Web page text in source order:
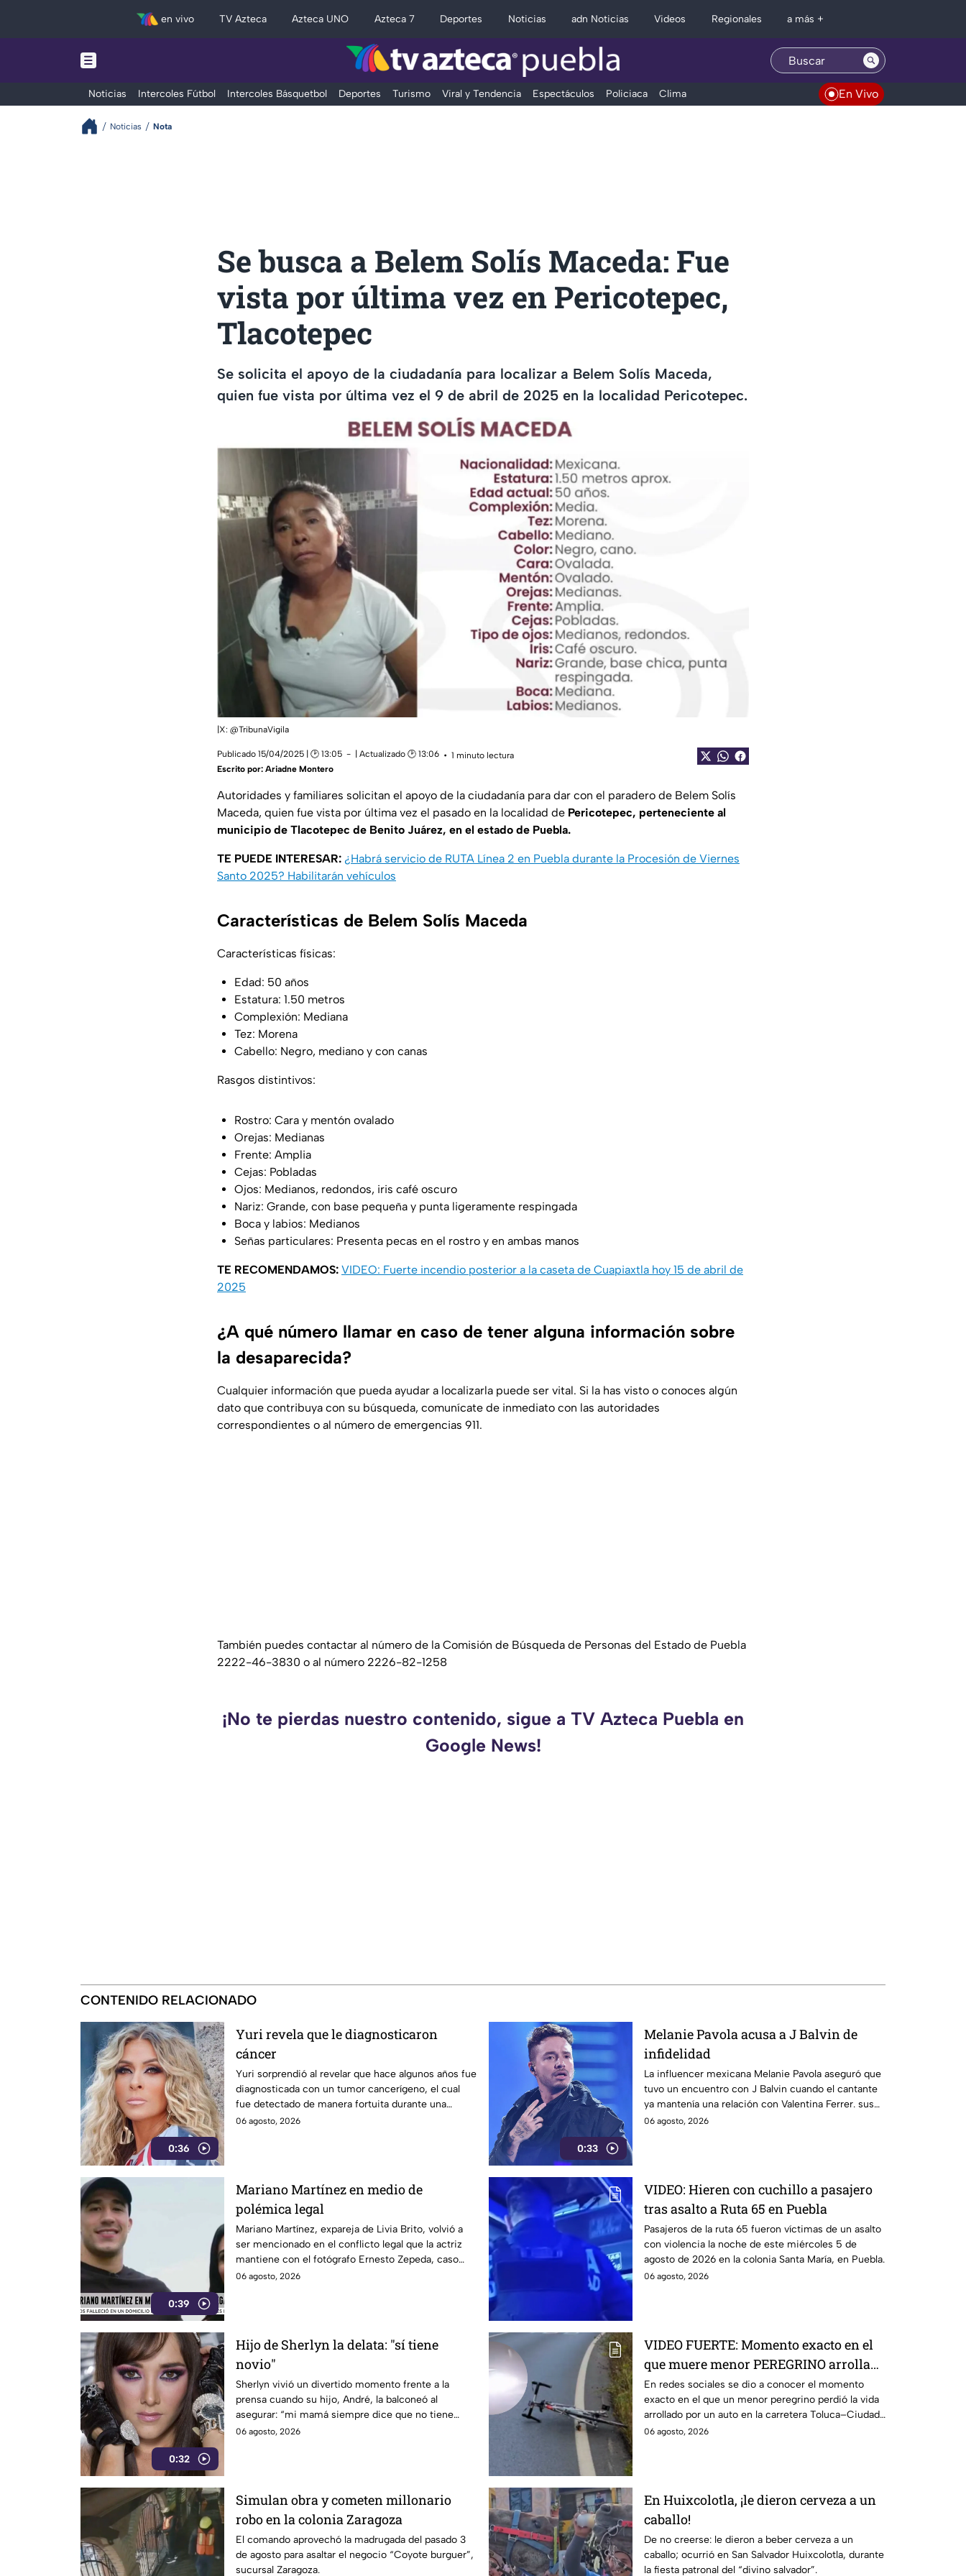
en vivo TV Azteca Azteca UNO Azteca 7 Deportes Noticias adn Noticias Videos Regionales a más +
Noticias Intercoles Fútbol Intercoles Básquetbol Deportes Turismo Viral y Tendencia Espectáculos Policiaca Clima En Vivo
Noticias Nota
Se busca a Belem Solís Maceda: Fue
vista por última vez en Pericotepec,
Tlacotepec
Se solicita el apoyo de la ciudadanía para localizar a Belem Solís Maceda,
quien fue vista por última vez el 9 de abril de 2025 en la localidad Pericotepec.
|X: @TribunaVigila
Publicado 15/04/2025 | 🕑 13:05 | Actualizado 🕑 13:06
1 minuto lectura
Escrito por: Ariadne Montero
Autoridades y familiares solicitan el apoyo de la ciudadanía para dar con el paradero de Belem Solís
Maceda, quien fue vista por última vez el pasado en la localidad de Pericotepec, perteneciente al
municipio de Tlacotepec de Benito Juárez, en el estado de Puebla.
TE PUEDE INTERESAR: ¿Habrá servicio de RUTA Línea 2 en Puebla durante la Procesión de Viernes
Santo 2025? Habilitarán vehículos
Características de Belem Solís Maceda
Características físicas:
Edad: 50 años
Estatura: 1.50 metros
Complexión: Mediana
Tez: Morena
Cabello: Negro, mediano y con canas
Rasgos distintivos:
Rostro: Cara y mentón ovalado
Orejas: Medianas
Frente: Amplia
Cejas: Pobladas
Ojos: Medianos, redondos, iris café oscuro
Nariz: Grande, con base pequeña y punta ligeramente respingada
Boca y labios: Medianos
Señas particulares: Presenta pecas en el rostro y en ambas manos
TE RECOMENDAMOS: VIDEO: Fuerte incendio posterior a la caseta de Cuapiaxtla hoy 15 de abril de
2025
¿A qué número llamar en caso de tener alguna información sobre
la desaparecida?
Cualquier información que pueda ayudar a localizarla puede ser vital. Si la has visto o conoces algún
dato que contribuya con su búsqueda, comunícate de inmediato con las autoridades
correspondientes o al número de emergencias 911.
También puedes contactar al número de la Comisión de Búsqueda de Personas del Estado de Puebla
2222-46-3830 o al número 2226-82-1258
¡No te pierdas nuestro contenido, sigue a TV Azteca Puebla en
Google News!
CONTENIDO RELACIONADO
0:36
Yuri revela que le diagnosticaron
cáncer
Yuri sorprendió al revelar que hace algunos años fue
diagnosticada con un tumor cancerígeno, el cual
fue detectado de manera fortuita durante una
cirugía. La cantante aseguró que el diagnóstico
06 agosto, 2026
0:33
Melanie Pavola acusa a J Balvin de
infidelidad
La influencer mexicana Melanie Pavola aseguró que
tuvo un encuentro con J Balvin cuando el cantante
ya mantenía una relación con Valentina Ferrer. sus
declaraciones se volvieron virales en redes sociales.
06 agosto, 2026
0:39
Mariano Martínez en medio de
polémica legal
Mariano Martínez, expareja de Livia Brito, volvió a
ser mencionado en el conflicto legal que la actriz
mantiene con el fotógrafo Ernesto Zepeda, caso
que se remonta a 2020 durante un incidente en
06 agosto, 2026
VIDEO: Hieren con cuchillo a pasajero
tras asalto a Ruta 65 en Puebla
Pasajeros de la ruta 65 fueron víctimas de un asalto
con violencia la noche de este miércoles 5 de
agosto de 2026 en la colonia Santa María, en Puebla.
06 agosto, 2026
0:32
Hijo de Sherlyn la delata: "sí tiene
novio"
Sherlyn vivió un divertido momento frente a la
prensa cuando su hijo, André, la balconeó al
asegurar: “mi mamá siempre dice que no tiene
novio, pero sí tiene”, provocando las risas de los
06 agosto, 2026
VIDEO FUERTE: Momento exacto en el
que muere menor PEREGRINO arrollado
por auto en carretera
En redes sociales se dio a conocer el momento
exacto en el que un menor peregrino perdió la vida
arrollado por un auto en la carretera Toluca–Ciudad
Altamirano.
06 agosto, 2026
Simulan obra y cometen millonario
robo en la colonia Zaragoza
El comando aprovechó la madrugada del pasado 3
de agosto para asaltar el negocio “Coyote burguer”,
sucursal Zaragoza.
En Huixcolotla, ¡le dieron cerveza a un
caballo!
De no creerse: le dieron a beber cerveza a un
caballo; ocurrió en San Salvador Huixcolotla, durante
la fiesta patronal del “divino salvador”.